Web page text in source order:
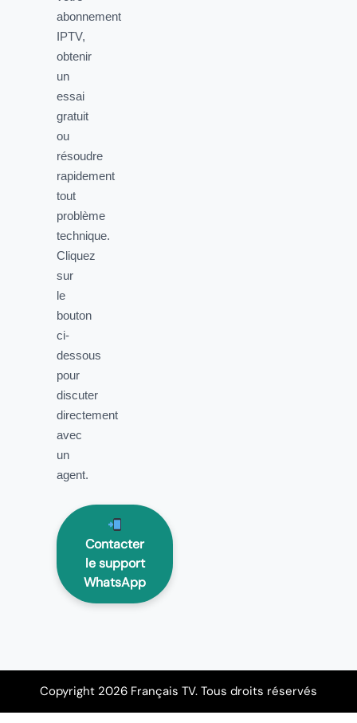
abonnement
IPTV,
obtenir
un
essai
gratuit
ou
résoudre
rapidement
tout
problème
technique.
Cliquez
sur
le
bouton
ci-
dessous
pour
discuter
directement
avec
un
agent.
Contacter
le support
WhatsApp
Copyright 2026 Français TV. Tous droits réservés